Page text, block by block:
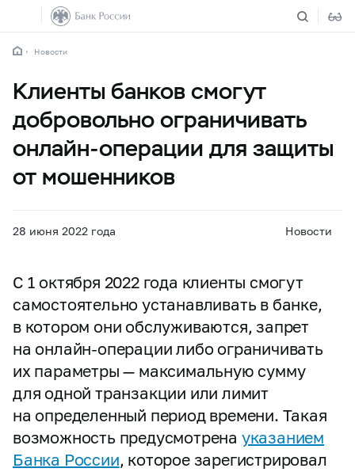
Новости
Клиенты банков смогут
добровольно ограничивать
онлайн-операции для защиты
от мошенников
28 июня 2022 года Новости
С 1 октября 2022 года клиенты смогут
самостоятельно устанавливать в банке,
в котором они обслуживаются, запрет
на онлайн-операции либо ограничивать
их параметры — максимальную сумму
для одной транзакции или лимит
на определенный период времени. Такая
возможность предусмотрена указанием
Банка России, которое зарегистрировал